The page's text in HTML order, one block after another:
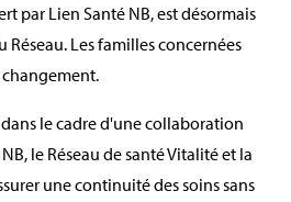
par Lien Santé NB, est désormais
Les familles concernées
le cadre d'une collaboration
le Réseau de santé Vitalité et la
une continuité des soins sans